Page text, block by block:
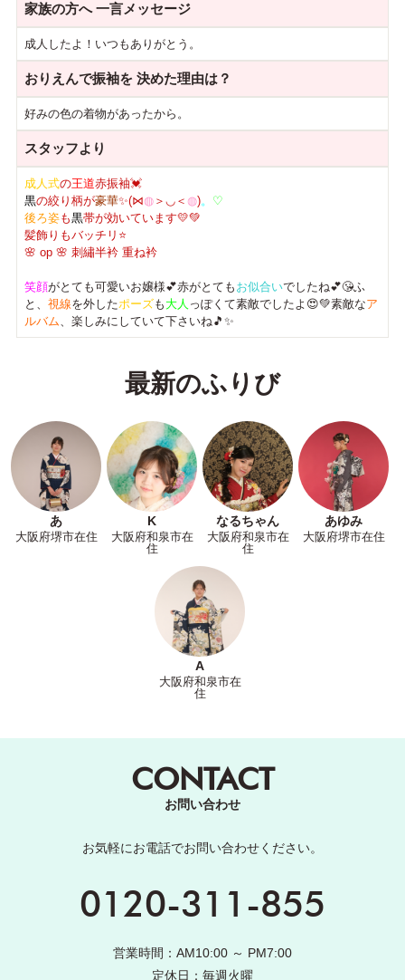
家族の方へ一言メッセージ
成人したよ！いつもありがとう。
おりえんで振袖を決めた理由は？
好みの色の着物があったから。
スタッフより
成人式の王道赤振袖💓
黒の絞り柄が豪華✨(⋈◍＞◡＜ ◍)。 ♡
後ろ姿も黒帯が効いています💛💚
髪飾りもバッチリ⭐
🌸 op 🌸 刺繡半衿 重ね衿
笑顔がとても可愛いお嬢様💕赤がとても お似合いでしたね💕😘ふ
と、 視線を外したポーズも 大人 っぽくて素敵でしたよ😍💚素敵なア
ルバム、楽しみにしていて下さいね🎵✨
最新のふりび
あ
大阪府堺市在住
K
大阪府和泉市在
住
なるちゃん
大阪府和泉市在
住
あゆみ
大阪府堺市在住
A
大阪府和泉市在
住
CONTACT
お問い合わせ
お気軽にお電話でお問い合わせください。
0120-311-855
営業時間：AM10:00 ～ PM7:00
定休日：毎週火曜